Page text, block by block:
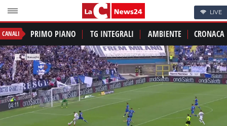
LIVE
CANALI PRIMO PIANO TG INTEGRALI AMBIENTE CRONACA